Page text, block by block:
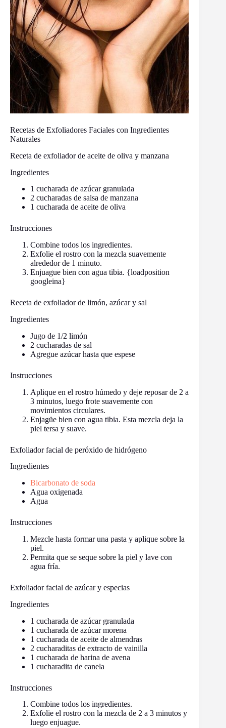
Recetas de Exfoliadores Faciales con Ingredientes
Naturales
Receta de exfoliador de aceite de oliva y manzana
Ingredientes
1 cucharada de azúcar granulada
2 cucharadas de salsa de manzana
1 cucharada de aceite de oliva
Instrucciones
Combine todos los ingredientes.
Exfolie el rostro con la mezcla suavemente
alrededor de 1 minuto.
Enjuague bien con agua tibia. {loadposition
googleina}
Receta de exfoliador de limón, azúcar y sal
Ingredientes
Jugo de 1/2 limón
2 cucharadas de sal
Agregue azúcar hasta que espese
Instrucciones
Aplique en el rostro húmedo y deje reposar de 2 a
3 minutos, luego frote suavemente con
movimientos circulares.
Enjagüe bien con agua tibia. Esta mezcla deja la
piel tersa y suave.
Exfoliador facial de peróxido de hidrógeno
Ingredientes
Bicarbonato de soda
Agua oxigenada
Agua
Instrucciones
Mezcle hasta formar una pasta y aplique sobre la
piel.
Permita que se seque sobre la piel y lave con
agua fría.
Exfoliador facial de azúcar y especias
Ingredientes
1 cucharada de azúcar granulada
1 cucharada de azúcar morena
1 cucharada de aceite de almendras
2 cucharaditas de extracto de vainilla
1 cucharada de harina de avena
1 cucharadita de canela
Instrucciones
Combine todos los ingredientes.
Exfolie el rostro con la mezcla de 2 a 3 minutos y
luego enjuague.